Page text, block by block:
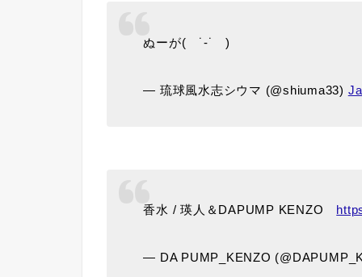
ぬーが( ˙-˙ )
— 琉球風水志シウマ (@shiuma33)
香水 / 瑛人＆DAPUMP KENZO
— DA PUMP_KENZO